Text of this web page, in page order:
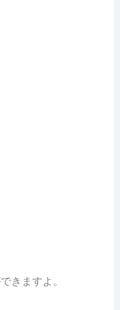
きますよ。